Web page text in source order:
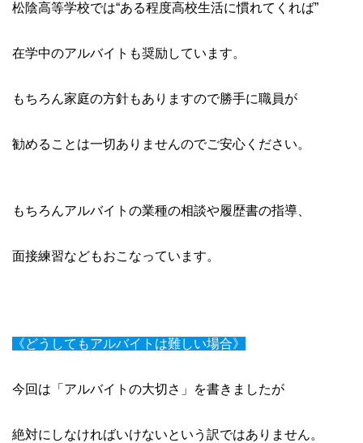
松陰高等学校では“ある程度高校生活に慣れてくれば”
在学中のアルバイトも奨励しています。
もちろん家庭の方針もありますので勝手に職員が
勧めることは一切ありませんのでご安心ください。
もちろんアルバイトの業種の相談や履歴書の指導、
面接練習などもおこなっています。
《どうしてもアルバイトは難しい場合》
今回は「アルバイトの大切さ」を書きましたが
絶対にしなければいけないという訳ではありません。